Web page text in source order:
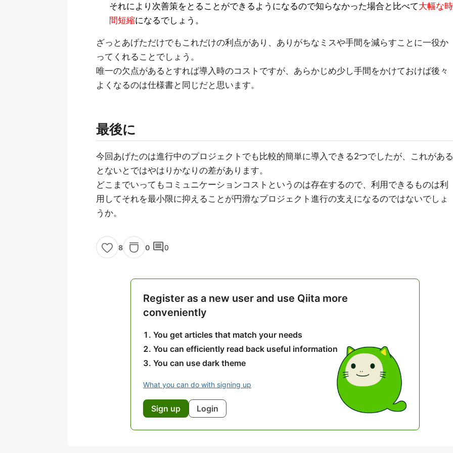
それにより次善策をとることができるようになるので知らなかった場合と比べて大幅な時
間短縮になるでしょう。
ざっとあげただけでもこれだけの利点があり、ありがちなミスや手間を減らすことに一役か
ってくれることでしょう。
唯一の欠点があるとすれば導入時のコストですが、あらかじめ少し手間をかけておけば後々
よくなるのは仕様書と同じだと思います。
最後に
今回あげたのは進行中のプロジェクトでも比較的簡単に導入できる2つでしたが、これがある
とないとではやはりかなりの差があります。
どこまでいってもコミュニケーションコストというのは存在するので、利用できるものは利
用してそれを最小限に抑えることが円滑なプロジェクト進行の支えになるのではないでしょ
うか。
8 0 comment0
Register as a new user and use Qiita more
conveniently
You get articles that match your needs
You can efficiently read back useful information
You can use dark theme
What you can do with signing up
Sign up Login